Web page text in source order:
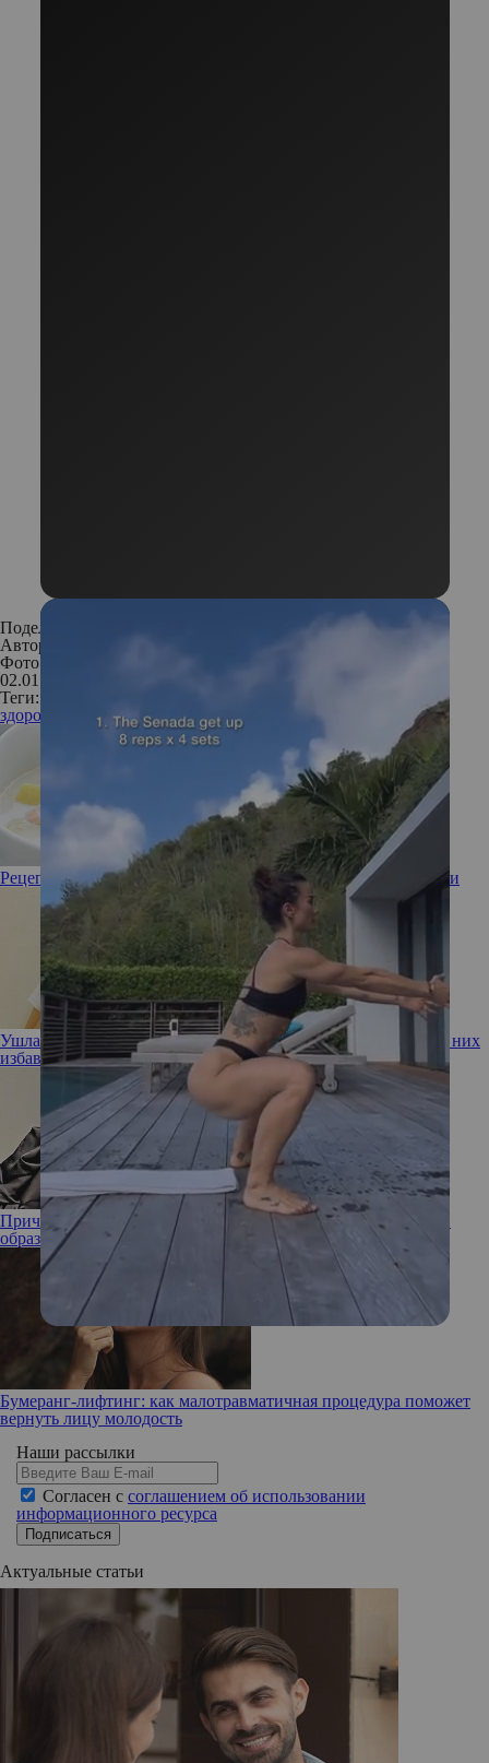
Поделиться:
Автор:
Фото: Legion Media
02.01.2018
Теги:
здоровье
операции использование роботов
Рецепт от шефа: финский рыбный суп из лосося со сливками
Ушла эпоха! Девушка-мем с бровями на пол-лба наконец от них
избавилась
Прическа Малефисенты: Рената Литвинова показала новый
образ
Бумеранг-лифтинг: как малотравматичная процедура поможет
вернуть лицу молодость
Наши рассылки
Согласен с соглашением об использовании
информационного ресурса
Подписаться
Актуальные статьи